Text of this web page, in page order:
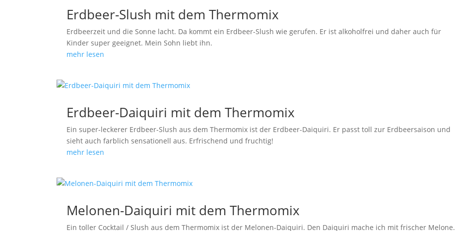
Erdbeer-Slush mit dem Thermomix
Erdbeerzeit und die Sonne lacht. Da kommt ein Erdbeer-Slush wie gerufen. Er ist alkoholfrei und daher auch für
Kinder super geeignet. Mein Sohn liebt ihn.
mehr lesen
Erdbeer-Daiquiri mit dem Thermomix
Ein super-leckerer Erdbeer-Slush aus dem Thermomix ist der Erdbeer-Daiquiri. Er passt toll zur Erdbeersaison und
sieht auch farblich sensationell aus. Erfrischend und fruchtig!
mehr lesen
Melonen-Daiquiri mit dem Thermomix
Ein toller Cocktail / Slush aus dem Thermomix ist der Melonen-Daiquiri. Den Daiquiri mache ich mit frischer Melone.